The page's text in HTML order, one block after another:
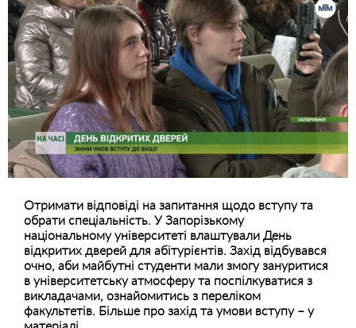
Отримати відповіді на запитання щодо вступу та
обрати спеціальність. У Запорізькому
національному університеті влаштували День
відкритих дверей для абітурієнтів. Захід відбувався
очно, аби майбутні студенти мали змогу зануритися
в університетську атмосферу та поспілкуватися з
викладачами, ознайомитись з переліком
факультетів. Більше про захід та умови вступу – у